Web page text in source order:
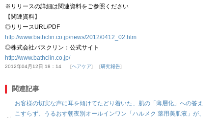
※リリースの詳細は関連資料をご参照ください
【関連資料】
◎リリースURL/PDF
http://www.bathclin.co.jp/news/2012/0412_02.htm
◎株式会社バスクリン：公式サイト
http://www.bathclin.co.jp/
2012年04月12日 18：14 ヘアケア 研究報告
関連記事
お客様の切実な声に耳を傾けてたどり着いた、肌の「薄層化」への答え
こすらず、うるおす朝夜別オールインワン「ハルメク 薬用美肌液」が、